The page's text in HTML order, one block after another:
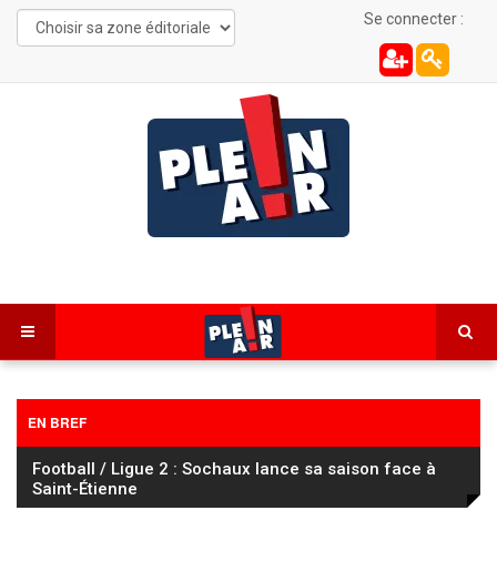
Se connecter :
EN BREF
Cyclisme : le Tour de France Femmes à l’assaut du
mont Ventoux